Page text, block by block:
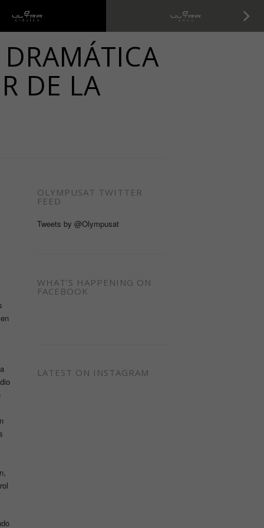
Ultra Clasico Ultra Docu
DRAMÁTICA
DE LA
OLYMPUSAT TWITTER
FEED
Tweets by @Olympusat
WHAT’S HAPPENING ON
FACEBOOK
LATEST ON INSTAGRAM